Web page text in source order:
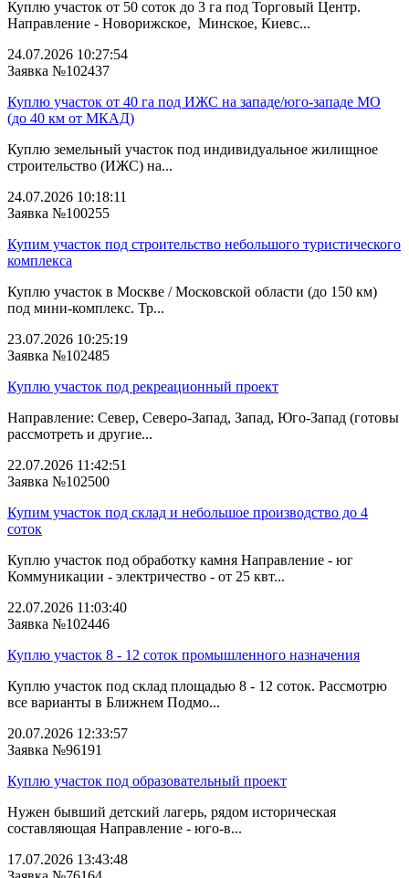
Куплю участок от 50 соток до 3 га под Торговый Центр.
Направление - Новорижское, Минское, Киевс...
24.07.2026 10:27:54
Заявка №102437
Куплю участок от 40 га под ИЖС на западе/юго‑западе МО
(до 40 км от МКАД)
Куплю земельный участок под индивидуальное жилищное
строительство (ИЖС) на...
24.07.2026 10:18:11
Заявка №100255
Купим участок под строительство небольшого туристического
комплекса
Куплю участок в Москве / Московской области (до 150 км)
под мини-комплекс. Тр...
23.07.2026 10:25:19
Заявка №102485
Куплю участок под рекреационный проект
Направление: Север, Северо-Запад, Запад, Юго-Запад (готовы
рассмотреть и другие...
22.07.2026 11:42:51
Заявка №102500
Купим участок под склад и небольшое производство до 4
соток
Куплю участок под обработку камня Направление - юг
Коммуникации - электричество - от 25 квт...
22.07.2026 11:03:40
Заявка №102446
Куплю участок 8 - 12 соток промышленного назначения
Куплю участок под склад площадью 8 - 12 соток. Рассмотрю
все варианты в Ближнем Подмо...
20.07.2026 12:33:57
Заявка №96191
Куплю участок под образовательный проект
Нужен бывший детский лагерь, рядом историческая
составляющая Направление - юго-в...
17.07.2026 13:43:48